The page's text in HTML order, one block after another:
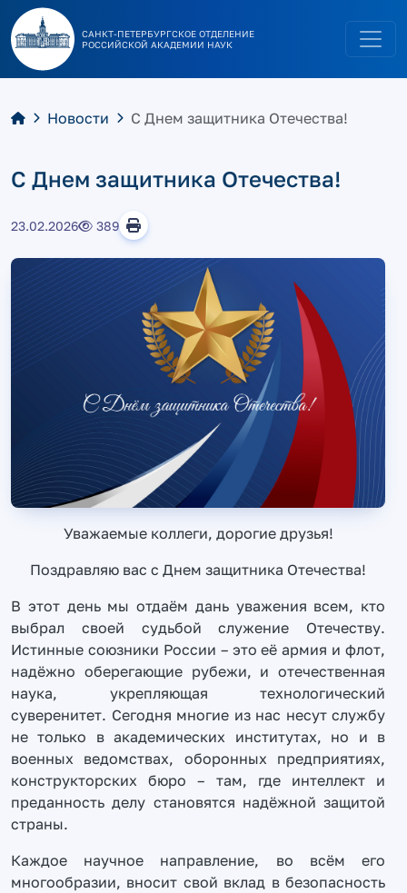
САНКТ-ПЕТЕРБУРГСКОЕ ОТДЕЛЕНИЕ
РОССИЙСКОЙ АКАДЕМИИ НАУК
Новости С Днем защитника Отечества!
С Днем защитника Отечества!
23.02.2026 389
Уважаемые коллеги, дорогие друзья!
Поздравляю вас с Днем защитника Отечества!
В этот день мы отдаём дань уважения всем, кто
выбрал своей судьбой служение Отечеству.
Истинные союзники России – это её армия и флот,
надёжно оберегающие рубежи, и отечественная
наука, укрепляющая технологический
суверенитет. Сегодня многие из нас несут службу
не только в академических институтах, но и в
военных ведомствах, оборонных предприятиях,
конструкторских бюро – там, где интеллект и
преданность делу становятся надёжной защитой
страны.
Каждое научное направление, во всём его
многообразии, вносит свой вклад в безопасность